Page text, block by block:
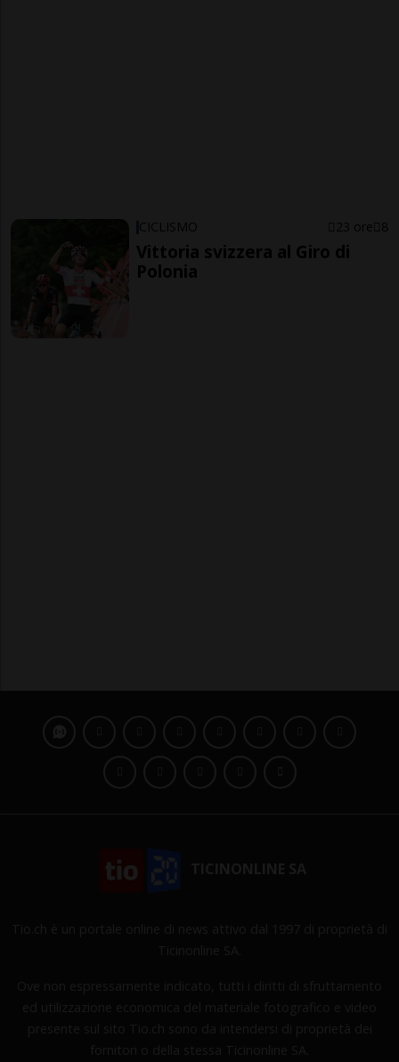
CICLISMO 23 ore 8
Vittoria svizzera al Giro di
Polonia